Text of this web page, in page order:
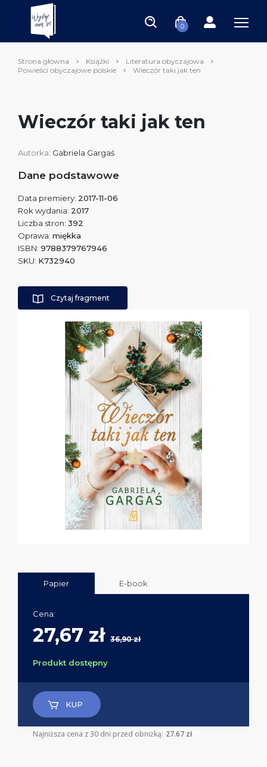
0
Strona główna Książki
Literatura obyczajowa
Powieści obyczajowe polskie
Wieczór taki jak ten
Wieczór taki jak ten
Autorka: Gabriela Gargaś
Dane podstawowe
Data premiery: 2017-11-06
Rok wydania: 2017
Liczba stron: 392
Oprawa: miękka
ISBN: 9788379767946
SKU: K732940
Czytaj fragment
Papier E-book
Cena:
27,67 zł 36,90 zł
Produkt dostępny
KUP
Najniższa cena z 30 dni przed obniżką: 27.67 zł